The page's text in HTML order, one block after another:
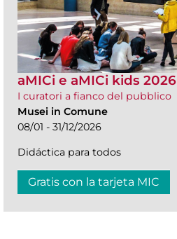
aMICi e aMICi kids 2026
I curatori a fianco del pubblico
Musei in Comune
08/01 - 31/12/2026
Didáctica para todos
Gratis con la tarjeta MIC